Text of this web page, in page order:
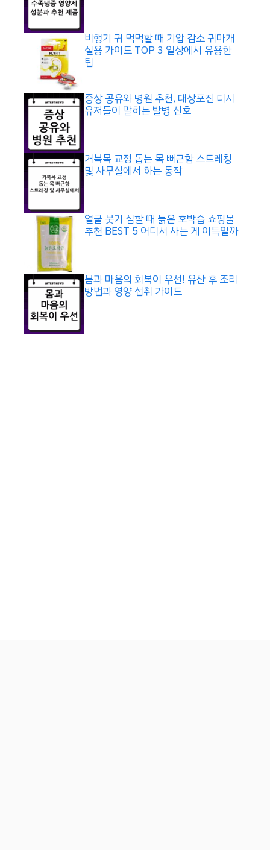
비행기 귀 먹먹할 때 기압 감소 귀마개
실용 가이드 TOP 3 일상에서 유용한
팁
증상 공유와 병원 추천, 대상포진 디시
유저들이 말하는 발병 신호
거북목 교정 돕는 목 뻐근함 스트레칭
및 사무실에서 하는 동작
얼굴 붓기 심할 때 늙은 호박즙 쇼핑몰
추천 BEST 5 어디서 사는 게 이득일까
몸과 마음의 회복이 우선! 유산 후 조리
방법과 영양 섭취 가이드